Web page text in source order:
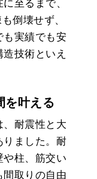
至るまで、
倒壊せず、
も実績でも安
技術といえ
を叶える
、耐震性と大
りました。耐
や柱、筋交い
間取りの自由